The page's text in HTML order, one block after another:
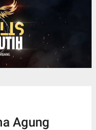
Agung